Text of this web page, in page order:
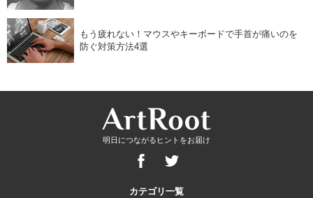
もう疲れない！マウスやキーボードで手首が痛いのを
防ぐ対策方法4選
明日につながるヒントをお届け
カテゴリ一覧